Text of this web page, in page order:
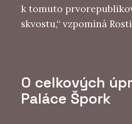
k tomuto
skvostu,“ vzpomíná
O celkových
Paláce Špork